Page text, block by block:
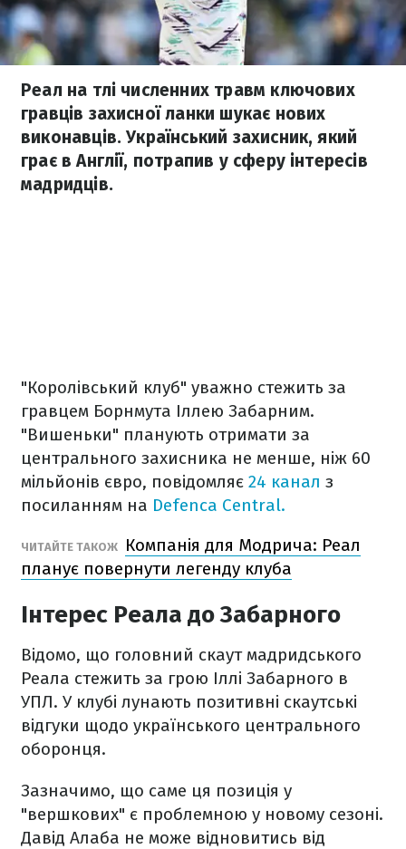
Реал на тлі численних травм ключових
гравців захисної ланки шукає нових
виконавців. Український захисник, який
грає в Англії, потрапив у сферу інтересів
мадридців.
"Королівський клуб" уважно стежить за
гравцем Борнмута Іллею Забарним.
"Вишеньки" планують отримати за
центрального захисника не менше, ніж 60
мільйонів євро, повідомляє 24 канал з
посиланням на Defenca Central.
ЧИТАЙТЕ ТАКОЖ
Компанія для Модрича: Реал
планує повернути легенду клуба
Інтерес Реала до Забарного
Відомо, що головний скаут мадридського
Реала стежить за грою Іллі Забарного в
УПЛ. У клубі лунають позитивні скаутські
відгуки щодо українського центрального
оборонця.
Зазначимо, що саме ця позиція у
"вершкових" є проблемною у новому сезоні.
Давід Алаба не може відновитись від